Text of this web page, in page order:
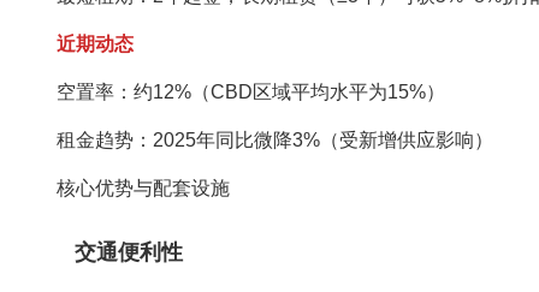
近期动态‌
空置率‌：约12%（CBD区域平均水平为15%）
租金趋势‌：2025年同比微降3%（受新增供应影响）
核心优势与配套设施‌
交通便利性‌